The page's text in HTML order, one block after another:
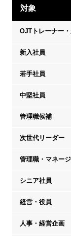
対象
OJTトレーナー
新入社員
若手社員
中堅社員
管理職候補
次世代リーダー
管理職・マネー
シニア社員
経営・役員
人事・経営企画